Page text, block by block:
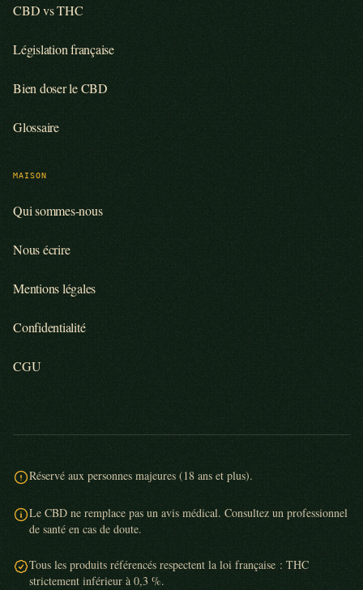
CBD vs THC
Législation française
Bien doser le CBD
Glossaire
MAISON
Qui sommes-nous
Nous écrire
Mentions légales
Confidentialité
CGU
Réservé aux personnes majeures (18 ans et plus).
Le CBD ne remplace pas un avis médical. Consultez un professionnel
de santé en cas de doute.
Tous les produits référencés respectent la loi française : THC
strictement inférieur à 0,3 %.